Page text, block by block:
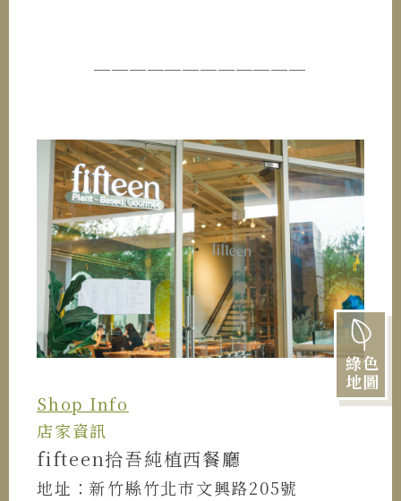
綠色
地圖
────────────
Shop Info
店家資訊
fifteen拾吾純植西餐廳
地址：新竹縣竹北市文興路205號